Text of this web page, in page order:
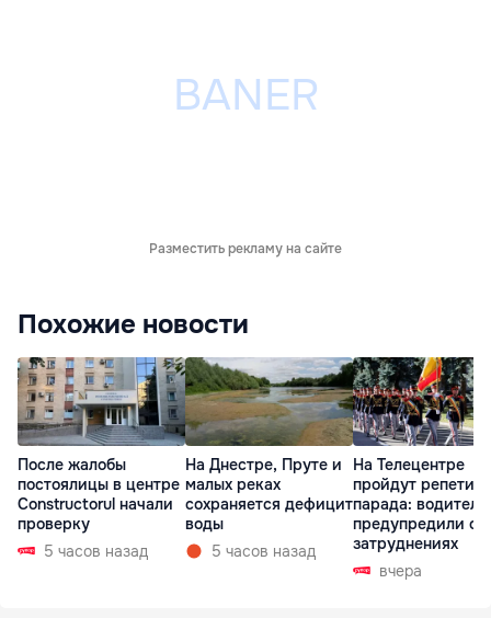
Разместить рекламу на сайте
Похожие новости
После жалобы
постоялицы в центре
Constructorul начали
проверку
5 часов назад
На Днестре, Пруте и
малых реках
сохраняется дефицит
воды
5 часов назад
На Телецентре
пройдут
парада:
предупредили о
затруднениях
вчера